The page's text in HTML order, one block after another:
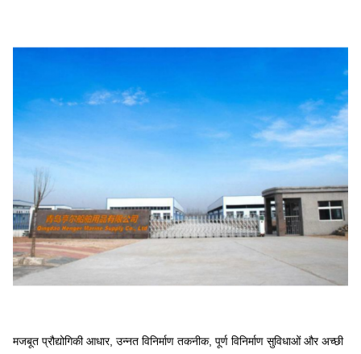
मजबूत प्रौद्योगिकी आधार, उन्नत विनिर्माण तकनीक, पूर्ण विनिर्माण सुविधाओं और अच्छी